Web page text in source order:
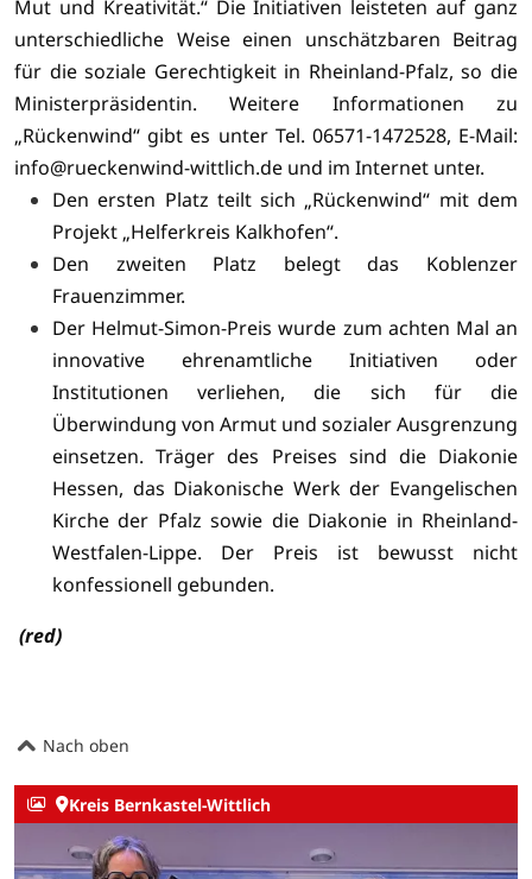
Mut und Kreativität.“ Die Initiativen leisteten auf ganz
unterschiedliche Weise einen unschätzbaren Beitrag
für die soziale Gerechtigkeit in Rheinland-Pfalz, so die
Ministerpräsidentin.
Weitere Informationen zu
„Rückenwind“ gibt es unter Tel. 06571-1472528, E-Mail:
info@rueckenwind-wittlich.de und im Internet unter.
Den ersten Platz teilt sich „Rückenwind“ mit dem
Projekt „Helferkreis Kalkhofen“.
Den zweiten Platz belegt das Koblenzer
Frauenzimmer.
Der Helmut-Simon-Preis wurde zum achten Mal an
innovative ehrenamtliche Initiativen oder
Institutionen verliehen, die sich für die
Überwindung von Armut und sozialer Ausgrenzung
einsetzen.Träger des Preises sind die Diakonie
Hessen, das Diakonische Werk der Evangelischen
Kirche der Pfalz sowie die Diakonie in Rheinland-
Westfalen-Lippe. Der Preis ist bewusst nicht
konfessionell gebunden.
(red)
Nach oben
Kreis Bernkastel-Wittlich